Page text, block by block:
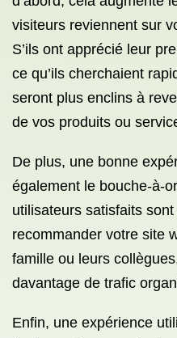
visiteurs reviennent sur
S’ils ont apprécié leur
ce qu’ils cherchaient
seront plus enclins à
de vos produits ou
De plus, une bonne
également le bouche-à-
utilisateurs satisfaits
recommander votre site
famille ou leurs
davantage de trafic
Enfin, une expérience